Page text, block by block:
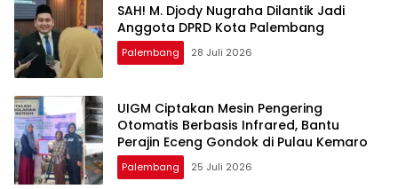
SAH! M. Djody Nugraha Dilantik Jadi
Anggota DPRD Kota Palembang
Palembang 28 Juli 2026
UIGM Ciptakan Mesin Pengering
Otomatis Berbasis Infrared, Bantu
Perajin Eceng Gondok di Pulau Kemaro
Palembang 25 Juli 2026